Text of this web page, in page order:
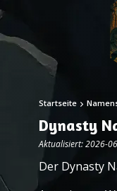
Startseite
Dynasty
Aktualisiert: 2026-
Der Dynasty